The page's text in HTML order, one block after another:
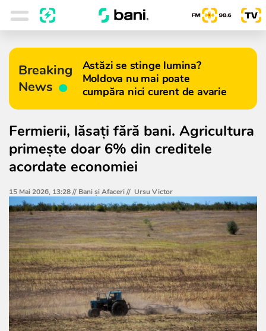
Breaking
News
Astăzi se stinge lumina?
Moldova nu mai poate
cumpăra nici curent de avarie
Fermierii, lăsați fără bani. Agricultura
primește doar 6% din creditele
acordate economiei
15 Mai 2026, 13:28 // Bani și Afaceri// Ursu Victor